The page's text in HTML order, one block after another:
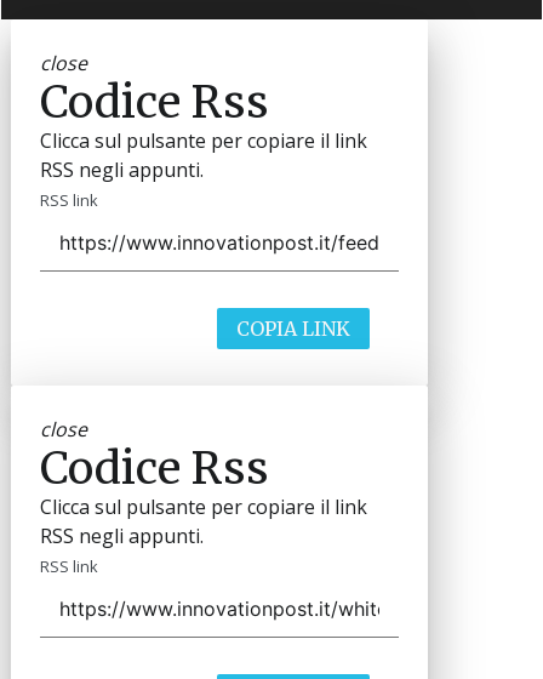
close
Codice Rss
Clicca sul pulsante per copiare il link
RSS negli appunti.
RSS link
COPIA LINK
close
Codice Rss
Clicca sul pulsante per copiare il link
RSS negli appunti.
RSS link